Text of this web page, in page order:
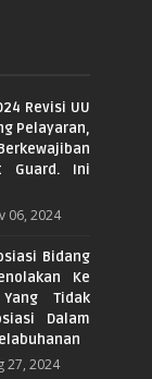
Revisi UU
Pelayaran,
Guard. Ini
06, 2024
Bidang
Ke
Tidak
Dalam
27, 2024